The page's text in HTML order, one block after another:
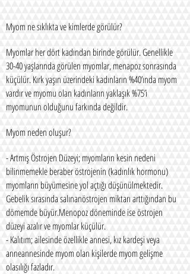
Myom ne sıklıkta ve kimlerde görülür?
Myomlar her dört kadından birinde görülür. Genellikle
30-40 yaşlarında görülen myomlar, menapoz sonrasında
küçülür. Kırk yaşın üzerindeki kadınların %40’ında myom
vardır ve myomu olan kadınların yaklaşık %75’i
myomunun olduğunu farkında değildir.
Myom neden oluşur?
- Artmış Östrojen Düzeyi; myomların kesin nedeni
bilinmemekle beraber östrojenin (kadınlık hormonu)
myomların büyümesine yol açtığı düşünülmektedir.
Gebelik sırasında salınanöstrojen miktarı arttığından bu
dömemde büyür.Menopoz döneminde ise östrojen
düzeyi azalır ve myomlar küçülür.
- Kalıtım; ailesinde özellikle annesi, kız kardeşi veya
anneannesinde myom olan kişilerde myom gelişme
olasılığı fazladır.